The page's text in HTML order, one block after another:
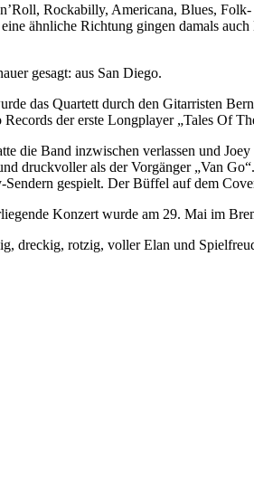
Rockabilly, Americana, Blues,
ähnliche Richtung gingen damals
gesagt: aus San Diego.
das Quartett durch den Gitarristen
der erste Longplayer „Tales Of
die Band inzwischen verlassen und
druckvoller als der Vorgänger „Van
gespielt. Der Büffel auf dem
Konzert wurde am 29. Mai im
dreckig, rotzig, voller Elan und